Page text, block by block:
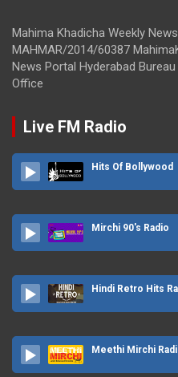
Mahima Khadicha Weekly
MAHMAR/2014/60387
News Portal Hyderabad
Office
Live FM Radio
Hits Of Bollywood
Mirchi 90's Radio
Hindi Retro Hits
Meethi Mirchi